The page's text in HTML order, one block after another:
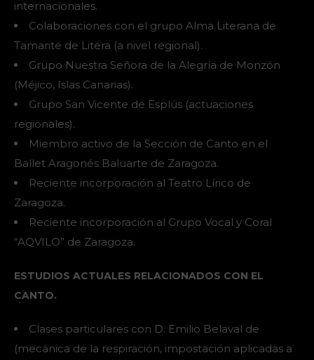
internacionales.
Colaboraciones con el grupo Alma Literana de
Tamarite de Litera (a nivel regional).
Grupo Nuestra Señora de la Alegría de Monzón
(Méjico, Islas Canarias).
Grupo San Vicente de Esplús (actuaciones
regionales).
Miembro activo de la Sección de Canto en el
Ballet Aragonés Baluarte de Zaragoza.
Reciente incorporación al Teatro Lírico de
Zaragoza.
Reciente incorporación al Grupo Vocal y Coral
“AQVILO” de Zaragoza.
ESTUDIOS ACTUALES RELACIONADOS CON EL
CANTO.
Clases particulares con D. Emilio Belaval de
(mecánica de la respiración, impostación aplicadas a